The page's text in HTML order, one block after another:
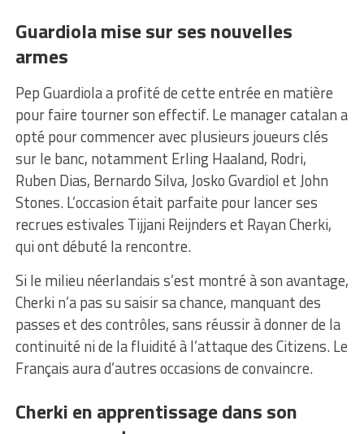
Guardiola mise sur ses nouvelles
armes
Pep Guardiola a profité de cette entrée en matière
pour faire tourner son effectif. Le manager catalan a
opté pour commencer avec plusieurs joueurs clés
sur le banc, notamment Erling Haaland, Rodri,
Ruben Dias, Bernardo Silva, Josko Gvardiol et John
Stones. L’occasion était parfaite pour lancer ses
recrues estivales Tijjani Reijnders et Rayan Cherki,
qui ont débuté la rencontre.
Si le milieu néerlandais s’est montré à son avantage,
Cherki n’a pas su saisir sa chance, manquant des
passes et des contrôles, sans réussir à donner de la
continuité ni de la fluidité à l’attaque des Citizens. Le
Français aura d’autres occasions de convaincre.
Cherki en apprentissage dans son